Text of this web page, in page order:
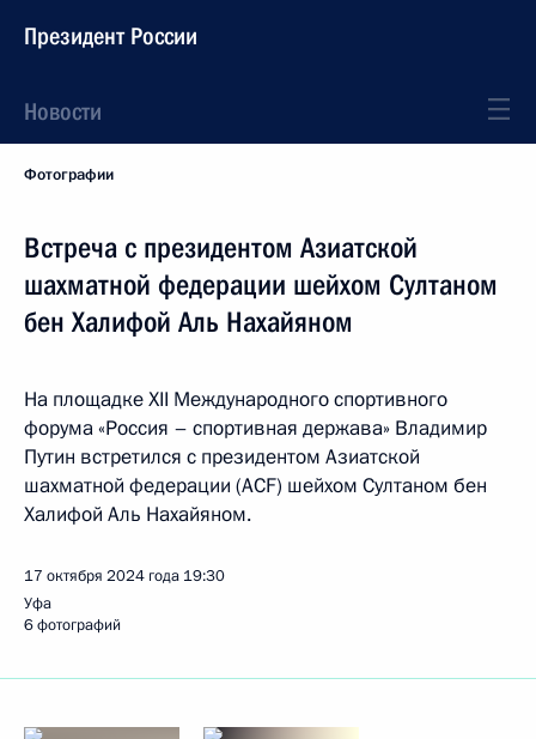
Президент России
Новости
Фотографии
Встреча с президентом Азиатской
шахматной федерации шейхом Султаном
бен Халифой Аль Нахайяном
На площадке XII Международного спортивного
форума «Россия – спортивная держава» Владимир
Путин встретился с президентом Азиатской
шахматной федерации (ACF) шейхом Султаном бен
Халифой Аль Нахайяном.
17 октября 2024 года 19:30
Уфа
6 фотографий